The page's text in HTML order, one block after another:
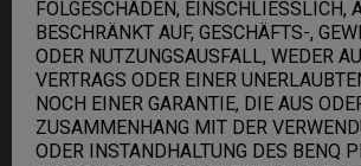
FOLGESCHÄDEN, EINSCHLIESSLICH,
BESCHRÄNKT AUF, GESCHÄFTS-,
ODER NUTZUNGSAUSFALL, WEDER
VERTRAGS ODER EINER
NOCH EINER GARANTIE, DIE AUS
ZUSAMMENHANG MIT DER
ODER INSTANDHALTUNG DES BENQ